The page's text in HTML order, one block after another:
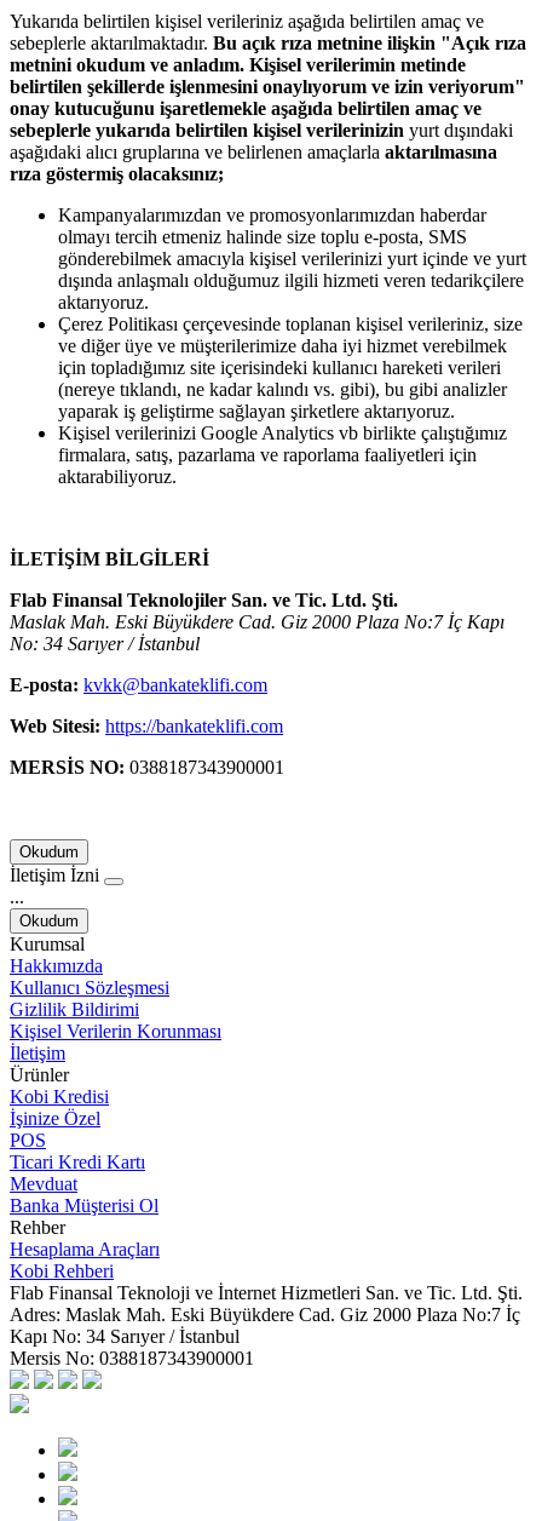
Yukarıda belirtilen kişisel verileriniz aşağıda belirtilen amaç ve
sebeplerle aktarılmaktadır. Bu açık rıza metnine ilişkin "Açık rıza
metnini okudum ve anladım. Kişisel verilerimin metinde
belirtilen şekillerde işlenmesini onaylıyorum ve izin veriyorum"
onay kutucuğunu işaretlemekle aşağıda belirtilen amaç ve
sebeplerle yukarıda belirtilen kişisel verilerinizin yurt dışındaki
aşağıdaki alıcı gruplarına ve belirlenen amaçlarla aktarılmasına
rıza göstermiş olacaksınız;
Kampanyalarımızdan ve promosyonlarımızdan haberdar
olmayı tercih etmeniz halinde size toplu e-posta, SMS
gönderebilmek amacıyla kişisel verilerinizi yurt içinde ve yurt
dışında anlaşmalı olduğumuz ilgili hizmeti veren tedarikçilere
aktarıyoruz.
Çerez Politikası çerçevesinde toplanan kişisel verileriniz, size
ve diğer üye ve müşterilerimize daha iyi hizmet verebilmek
için topladığımız site içerisindeki kullanıcı hareketi verileri
(nereye tıklandı, ne kadar kalındı vs. gibi), bu gibi analizler
yaparak iş geliştirme sağlayan şirketlere aktarıyoruz.
Kişisel verilerinizi Google Analytics vb birlikte çalıştığımız
firmalara, satış, pazarlama ve raporlama faaliyetleri için
aktarabiliyoruz.
İLETİŞİM BİLGİLERİ
Flab Finansal Teknolojiler San. ve Tic. Ltd. Şti.
Maslak Mah. Eski Büyükdere Cad. Giz 2000 Plaza No:7 İç Kapı
No: 34 Sarıyer / İstanbul
E-posta: kvkk@bankateklifi.com
Web Sitesi: https://bankateklifi.com
MERSİS NO: 0388187343900001
Okudum
İletişim İzni
...
Okudum
Kurumsal
Hakkımızda
Kullanıcı Sözleşmesi
Gizlilik Bildirimi
Kişisel Verilerin Korunması
İletişim
Ürünler
Kobi Kredisi
İşinize Özel
POS
Ticari Kredi Kartı
Mevduat
Banka Müşterisi Ol
Rehber
Hesaplama Araçları
Kobi Rehberi
Flab Finansal Teknoloji ve İnternet Hizmetleri San. ve Tic. Ltd. Şti.
Adres: Maslak Mah. Eski Büyükdere Cad. Giz 2000 Plaza No:7 İç
Kapı No: 34 Sarıyer / İstanbul
Mersis No: 0388187343900001